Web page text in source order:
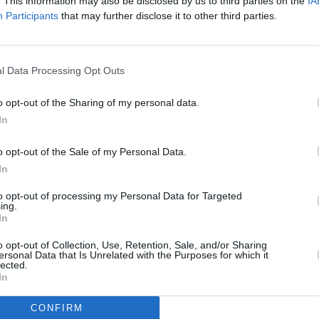
Participants that may further disclose it to other third parties.
Data Processing Opt Outs
opt-out of the Sharing of my personal data.
opt-out of the Sale of my Personal Data.
opt-out of processing my Personal Data for Targeted
opt-out of Collection, Use, Retention, Sale, and/or Sharing
Data that Is Unrelated with the Purposes for which it
CONFIRM
nebude odehrávat žádné klišé a nedopadne to,
rádi. Tedy mají, ale vloudí se mezi ně takové
Martin bude tak trochu hulvát, a to se
Prachař, který na posledním natáčecím dni zažil
víc prozrazovat z děje nebudu, ale řeknu, že
Byl to trochu adrenalin. I když, já s Jakubem
to zvyklá
zabití bude připraveno do vysílání, televize
programů